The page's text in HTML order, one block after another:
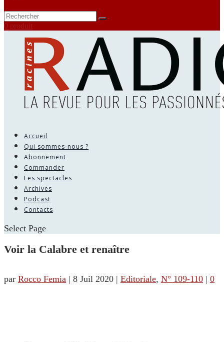
0 produit
Accueil
Qui sommes-nous ?
Abonnement
Commander
Les spectacles
Archives
Podcast
Contacts
Select Page
Voir la Calabre et renaître
par Rocco Femia | 8 Juil 2020 | Editoriale, N° 109-110 | 0